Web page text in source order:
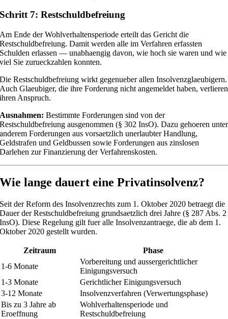
Schritt 7: Restschuldbefreiung
Am Ende der Wohlverhaltensperiode erteilt das Gericht die
Restschuldbefreiung. Damit werden alle im Verfahren erfassten
Schulden erlassen — unabhaengig davon, wie hoch sie waren und wie
viel Sie zurueckzahlen konnten.
Die Restschuldbefreiung wirkt gegenueber allen Insolvenzglaeubigern.
Auch Glaeubiger, die ihre Forderung nicht angemeldet haben, verlieren
ihren Anspruch.
Ausnahmen: Bestimmte Forderungen sind von der
Restschuldbefreiung ausgenommen (§ 302 InsO). Dazu gehoeren unter
anderem Forderungen aus vorsaetzlich unerlaubter Handlung,
Geldstrafen und Geldbussen sowie Forderungen aus zinslosen
Darlehen zur Finanzierung der Verfahrenskosten.
Wie lange dauert eine Privatinsolvenz?
Seit der Reform des Insolvenzrechts zum 1. Oktober 2020 betraegt die
Dauer der Restschuldbefreiung grundsaetzlich drei Jahre (§ 287 Abs. 2
InsO). Diese Regelung gilt fuer alle Insolvenzantraege, die ab dem 1.
Oktober 2020 gestellt wurden.
Zeitraum
Phase
1-6 Monate
Vorbereitung und aussergerichtlicher
Einigungsversuch
1-3 Monate
Gerichtlicher Einigungsversuch
3-12 Monate
Insolvenzverfahren (Verwertungsphase)
Bis zu 3 Jahre ab
Eroeffnung
Wohlverhaltensperiode und
Restschuldbefreiung